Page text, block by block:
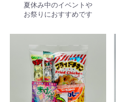
夏休み中のイベントや
お祭りにおすすめです